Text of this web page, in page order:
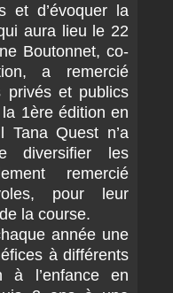
et d’évoquer la
aura lieu le 22
Boutonnet, co-
a remercié
privés et publics
1ère édition en
Tana Quest n’a
diversifier les
remercié
pour leur
la course.
année une
à différents
à l’enfance en